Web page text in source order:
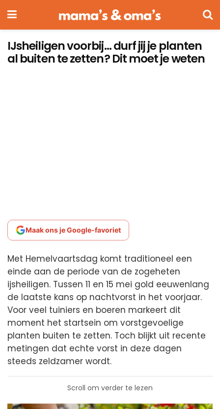
IJsheiligen voorbij… durf jij je planten
al buiten te zetten? Dit moet je weten
Maak ons je Google-favoriet
Met Hemelvaartsdag komt traditioneel een
einde aan de periode van de zogeheten
ijsheiligen. Tussen 11 en 15 mei gold eeuwenlang
de laatste kans op nachtvorst in het voorjaar.
Voor veel tuiniers en boeren markeert dit
moment het startsein om vorstgevoelige
planten buiten te zetten. Toch blijkt uit recente
metingen dat echte vorst in deze dagen
steeds zeldzamer wordt.
Scroll om verder te lezen